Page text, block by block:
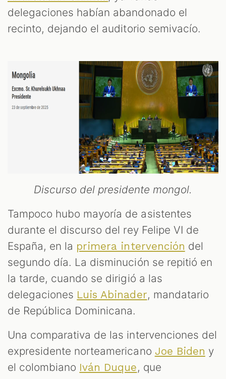
delegaciones habían abandonado el
recinto, dejando el auditorio semivacío.
Discurso del presidente mongol.
Tampoco hubo mayoría de asistentes
durante el discurso del rey Felipe VI de
España, en la primera intervención del
segundo día. La disminución se repitió en
la tarde, cuando se dirigió a las
delegaciones Luis Abinader, mandatario
de República Dominicana.
Una comparativa de las intervenciones del
expresidente norteamericano Joe Biden y
el colombiano Iván Duque, que